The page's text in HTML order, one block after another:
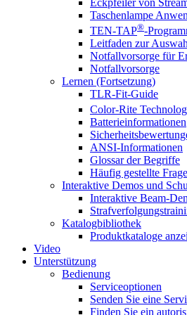
Taschenlampe
TEN-TAP®-
Leitfaden zur
Notfallvorsorge für
Notfallvorsorge
Lernen (Fortsetzung)
TLR-Fit-Guide
Color-Rite
Batterieinformationen
ANSI-Informationen
Glossar der Begriffe
Häufig gestellte
Interaktive Demos und
Interaktive Beam-
Katalogbibliothek
Produktkataloge
Video
Unterstützung
Bedienung
Serviceoptionen
Senden Sie eine
Finden Sie ein